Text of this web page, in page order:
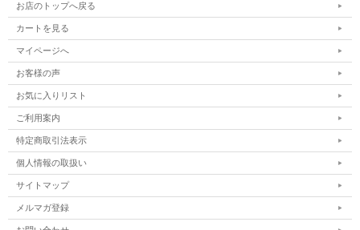
お店のトップへ戻る
カートを見る
マイページへ
お客様の声
お気に入りリスト
ご利用案内
特定商取引法表示
個人情報の取扱い
サイトマップ
メルマガ登録